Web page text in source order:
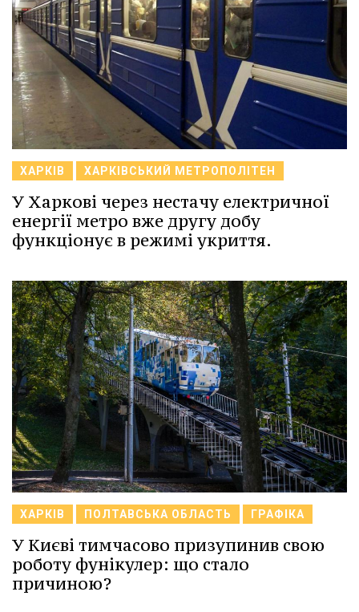
ХАРКІВ ХАРКІВСЬКИЙ МЕТРОПОЛІТЕН
У Харкові через нестачу електричної
енергії метро вже другу добу
функціонує в режимі укриття.
ХАРКІВ ПОЛТАВСЬКА ОБЛАСТЬ ГРАФІКА
У Києві тимчасово призупинив свою
роботу фунікулер: що стало
причиною?